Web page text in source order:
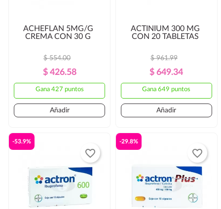
ACHEFLAN 5MG/G
CREMA CON 30 G
Precio
Regular
$ 554.00
Precio
$ 426.58
Gana 427 puntos
Añadir
ACTINIUM 300 MG
CON 20 TABLETAS
Precio
Regular
$ 961.99
Precio
$ 649.34
Gana 649 puntos
Añadir
-53.9%
favorite_border
-29.8%
favorite_border